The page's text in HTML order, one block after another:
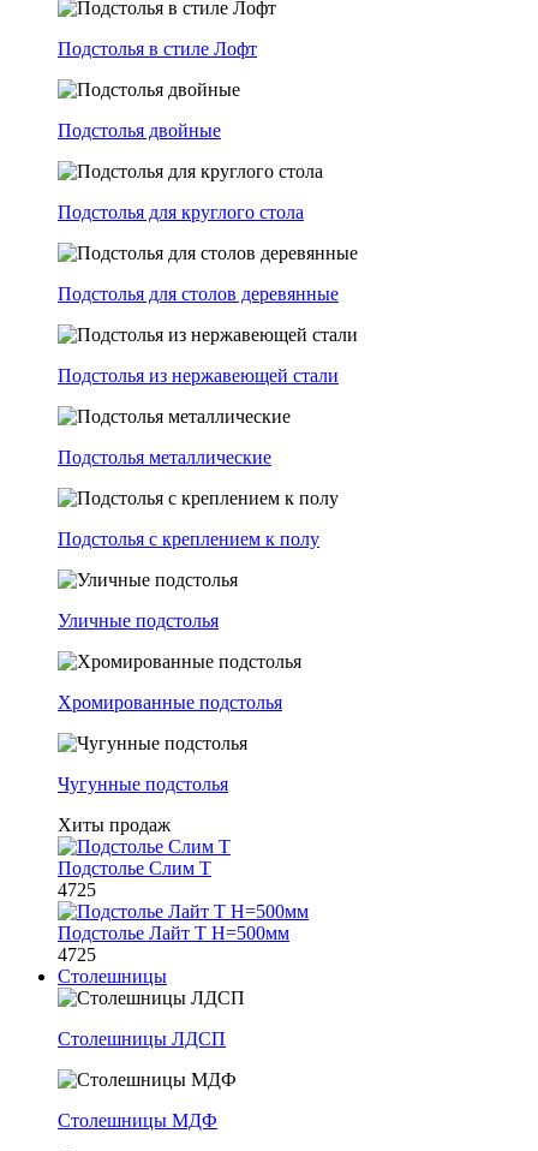
Подстолья в стиле Лофт
Подстолья двойные
Подстолья для круглого стола
Подстолья для столов деревянные
Подстолья из нержавеющей стали
Подстолья металлические
Подстолья с креплением к полу
Уличные подстолья
Хромированные подстолья
Чугунные подстолья
Хиты продаж
Подстолье Слим Т
4725
Подстолье Лайт Т H=500мм
4725
Столешницы
Столешницы ЛДСП
Столешницы МДФ